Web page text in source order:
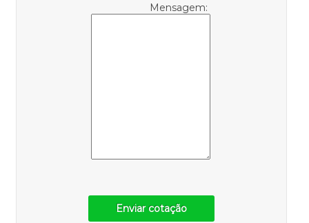
Mensagem:
Enviar cotação